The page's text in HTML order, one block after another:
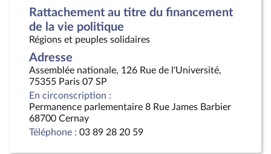
Rattachement au titre du financement
de la vie politique
Régions et peuples solidaires
Adresse
Assemblée nationale, 126 Rue de l'Université,
75355 Paris 07 SP
En circonscription :
Permanence parlementaire 8 Rue James Barbier
68700 Cernay
Téléphone : 03 89 28 20 59